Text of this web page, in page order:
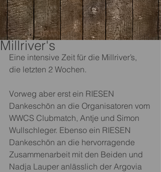
Millriver's
Eine intensive Zeit für die Millriver’s,
die letzten 2 Wochen.
Vorweg aber erst ein RIESEN
Dankeschön an die Organisatoren vom
WWCS Clubmatch, Antje und Simon
Wullschleger. Ebenso ein RIESEN
Dankeschön an die hervorragende
Zusammenarbeit mit den Beiden und
Nadja Lauper anlässlich der Argovia